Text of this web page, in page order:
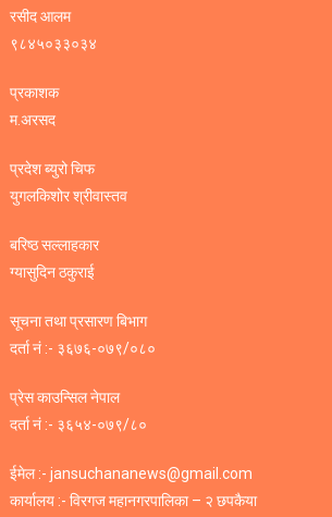
रसीद आलम
९८४५०३३०३४
प्रकाशक
म.अरसद
प्रदेश ब्युरो चिफ
युगलकिशोर श्रीवास्तव
बरिष्ठ सल्लाहकार
ग्यासुदिन ठकुराई
सूचना तथा प्रसारण बिभाग
दर्ता नं :- ३६७६-०७९/०८०
प्रेस काउन्सिल नेपाल
दर्ता नं :- ३६५४-०७९/८०
ईमेल :- jansuchananews@gmail.com
कार्यालय :- विरगज महानगरपालिका – २ छपकैया